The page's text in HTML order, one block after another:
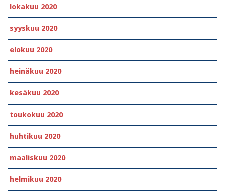
lokakuu 2020
syyskuu 2020
elokuu 2020
heinäkuu 2020
kesäkuu 2020
toukokuu 2020
huhtikuu 2020
maaliskuu 2020
helmikuu 2020